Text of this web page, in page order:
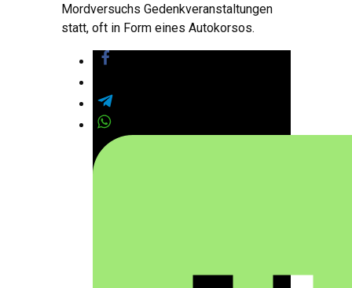
Mordversuchs Gedenkveranstaltungen
statt, oft in Form eines Autokorsos.